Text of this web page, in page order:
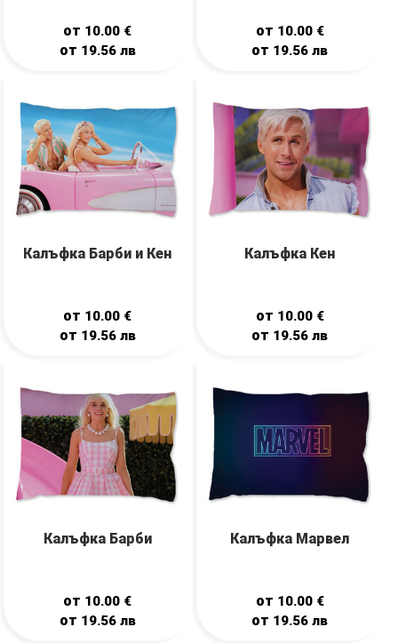
от 10.00 €
от 19.56 лв
от 10.00 €
от 19.56лв
Калъфка Барби и Кен
от 10.00 €
от 19.56 лв
Калъфка Кен
от 10.00 €
от 19.56лв
Калъфка Барби
от 10.00 €
от 19.56 лв
Калъфка Марвел
от 10.00 €
от 19.56лв